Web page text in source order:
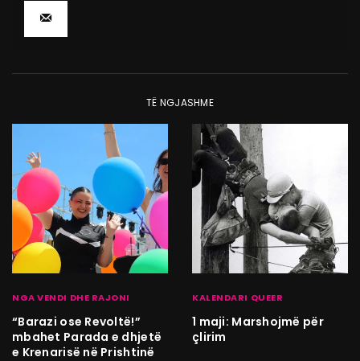
TË NGJASHME
NGA VENDI DHE RAJONI
“Barazi ose Revoltë!”
mbahet Parada e dhjetë
e Krenarisë në Prishtinë
KALENDARI QUEER
1 maji: Marshojmë për
çlirim